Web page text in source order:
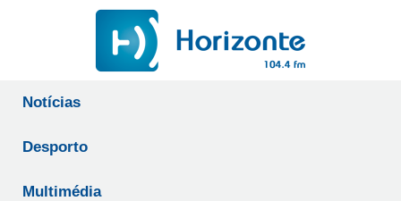
Notícias
Desporto
Multimédia